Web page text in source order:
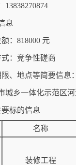
13838270874
息
：818000 元
：竞争性磋商
、地点等简要信息：
城乡一体化示范区
标的信息
名称
装修工程